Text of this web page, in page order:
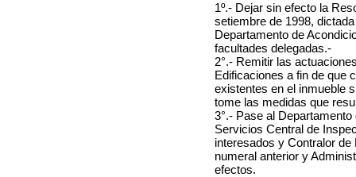
1º.- Dejar sin efecto la
setiembre de 1998,
Departamento de
facultades delegadas.-
2°.- Remitir las
Edificaciones a fin de que
existentes en el inmueble
tome las medidas que
3°.- Pase al
Servicios Central de
interesados y Contralor
numeral anterior y
efectos.